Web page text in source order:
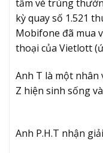
tấm vé trúng
kỳ quay số 1.521
Mobifone đã mua
thoại của Vietlott
Anh T là một nhân
Z hiện sinh sống
Anh P.H.T nhận